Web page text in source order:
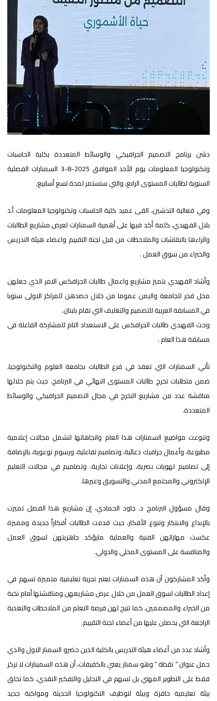
دشن برنامج التصميم الجرافيكي والوسائط المتعددة بكلية الحاسبات
وتكنولوجيا المعلومات يوم الأحد الموافق 2025-8-3 السمنارات الفصلية
السنوية لطالبات المستوى الرابع، والتي ستستمر لمدة تسع أسابيع.
وفي فعالية التدشين، القى عميد كلية الحاسبات وتكنولوجيا المعلومات أ.د
بلال الفهيدي، كلمة أكد فيها على أهمية السمنارات لعرض مشاريع الطالبات
واثراءها بالنقاشات والملاحظات من قبل لجنة التقييم واعضاء هيئة التدريس
والخبراء من سوق العمل .
وأشاد الفهيدي بتميز مشاريع واعمال طالبات الجرافكس الامر الذي جعلهن
محل فخر للجامعة واليمن عموما من خلال حصدهن للمراكز الاولى سنويا
في المسابقة العربية للتصميم والتغليف التي تقام بلبنان.
وحث الفهيدي طالبات الجرافكس على الاستعداد التام للمشاركة الفاعلة في
مسابقة هذا العام .
تأتي السمنارات التي تعقد في فرع الطالبات بجامعة العلوم والتكنولوجيا،
ضمن متطلبات تخرج طالبات المستوى النهائي في البرنامج، حيث يتم خلالها
مناقشة عدد من مشاريع التخرج في مجال التصميم الجرافيكي والوسائط
المتعددة.
وتنوعت مواضيع السمنارات هذا العام واتجاهاتها لتشمل مجالات إعلامية
مطبوعة، وأعمال جرافيك دعائية، وتصاميم تفاعلية، ورسوم توعوية، بالإضافة
إلى تصاميم لهويات بصرية، وإعلانات تجارية، وتصاميم في مجالات التعليم
الإلكتروني والمجتمع المدني والتسويق وغيرها.
وقال مسؤول البرنامج د. جاود الحمادي، إن مشاريع هذا الفصل تميزت
بالإبداع والابتكار وتنوع الأفكار، حيث قدمت الطالبات أفكاراً جديدة ومميزة
عكست مهاراتهن الفنية والعملية مايؤكد جاهزيتهن لسوق العمل
والمنافسة على المستوى المحلي والدولي.
وأكد المشاركون أن هذه السمنارات تعتبر تجربة تعليمية متميزة تسهم في
إعداد الطالبات لسوق العمل من خلال عرض مشاريعهن ومناقشتها أمام نخبة
من الخبراء والمصممين، كما تتيح لهن فرصة التعلم من الملاحظات والتغذية
الراجعة التي يحصلن عليها من أعضاء لجنة التقييم.
وأشاد عدد من أعضاء هيئة التدريس بالكلية الذين حضرو السمنار الاول والذي
حمل عنوان ” نقطة ” وهو سمنار يعني بالكفيفات، أن هذه السمينارات لا تركز
فقط على التطوير المهني بل تسهم في التحليل والتفكير النقدي، كما تخلق
بيئة تعليمية حافزة وبيئة لتوظيف التكنولوجيا الحديثة ومواكبة جديد